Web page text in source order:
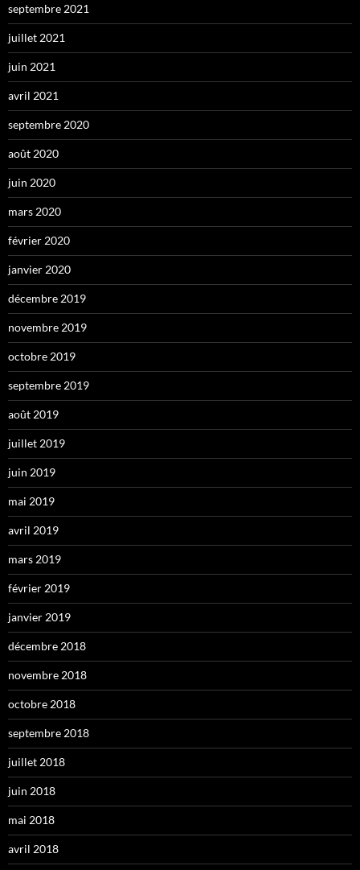
septembre 2021
juillet 2021
juin 2021
avril 2021
septembre 2020
août 2020
juin 2020
mars 2020
février 2020
janvier 2020
décembre 2019
novembre 2019
octobre 2019
septembre 2019
août 2019
juillet 2019
juin 2019
mai 2019
avril 2019
mars 2019
février 2019
janvier 2019
décembre 2018
novembre 2018
octobre 2018
septembre 2018
juillet 2018
juin 2018
mai 2018
avril 2018